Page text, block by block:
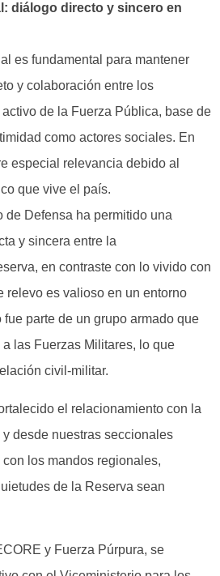
diálogo directo y sincero en
es fundamental para mantener
y colaboración entre los
de la Fuerza Pública, base de
como actores sociales. En
especial relevancia debido al
que vive el país.
de Defensa ha permitido una
y sincera entre la
en contraste con lo vivido con
relevo es valioso en un entorno
parte de un grupo armado que
las Fuerzas Militares, lo que
civil-militar.
el relacionamiento con la
desde nuestras seccionales
los mandos regionales,
de la Reserva sean
y Fuerza Púrpura, se